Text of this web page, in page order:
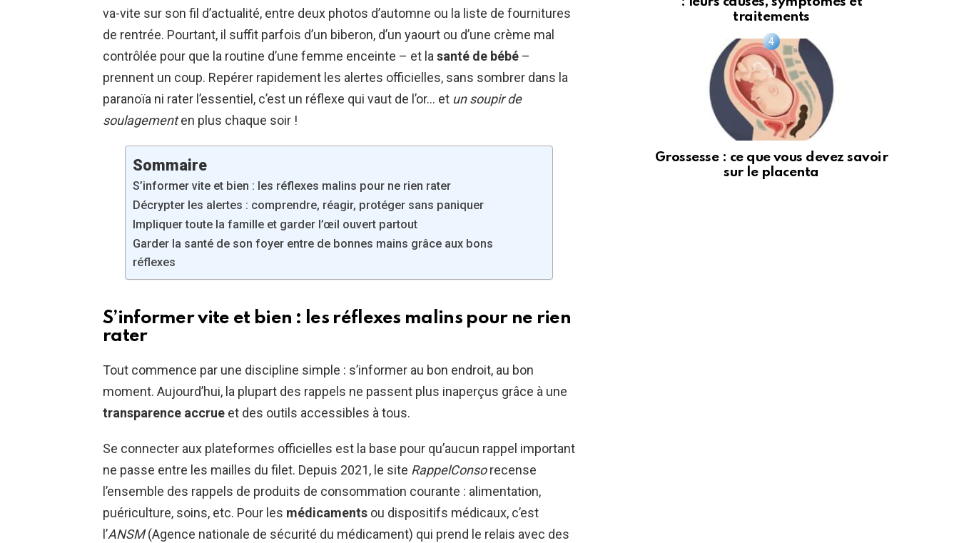
va-vite sur son fil d’actualité, entre deux photos d’automne ou la liste de fournitures
de rentrée. Pourtant, il suffit parfois d’un biberon, d’un yaourt ou d’une crème mal
contrôlée pour que la routine d’une femme enceinte – et la santé de bébé –
prennent un coup. Repérer rapidement les alertes officielles, sans sombrer dans la
paranoïa ni rater l’essentiel, c’est un réflexe qui vaut de l’or… et un soupir de
soulagementen plus chaque soir !
Sommaire
S’informer vite et bien : les réflexes malins pour ne rien rater
Décrypter les alertes : comprendre, réagir, protéger sans paniquer
Impliquer toute la famille et garder l’œil ouvert partout
Garder la santé de son foyer entre de bonnes mains grâce aux bons
réflexes
S’informer vite et bien : les réflexes malins pour ne rien
rater
Tout commence par une discipline simple : s’informer au bon endroit, au bon
moment. Aujourd’hui, la plupart des rappels ne passent plus inaperçus grâce à une
transparence accrue et des outils accessibles à tous.
Se connecter aux plateformes officielles est la base pour qu’aucun rappel important
ne passe entre les mailles du filet. Depuis 2021, le site RappelConsorecense
l’ensemble des rappels de produits de consommation courante : alimentation,
puériculture, soins, etc. Pour les médicaments ou dispositifs médicaux, c’est
l’ANSM(Agence nationale de sécurité du médicament) qui prend le relais avec des
traitements
Grossesse : ce que vous devez savoir
sur le placenta